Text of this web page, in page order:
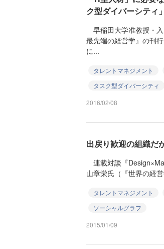
ク型ダイバーシティ」
早稲田大学准教授・
最先端の経営学』の刊
に...
タレントマネジメント
タスク型ダイバーシティ
2016/02/08
出戻り歓迎の組織だ
連載対談『
山章栄氏（『世界の経
タレントマネジメント
ソーシャルグラフ
2015/01/09